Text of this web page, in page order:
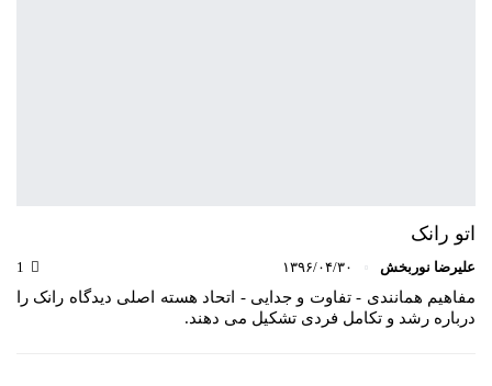
اتو رانک
علیرضا نوربخش ۱۳۹۶/۰۴/۳۰
مفاهیم همانندی - تفاوت و جدایی - اتحاد هسته اصلی دیدگاه رانک را
درباره رشد و تکامل فردی تشکیل می دهند.